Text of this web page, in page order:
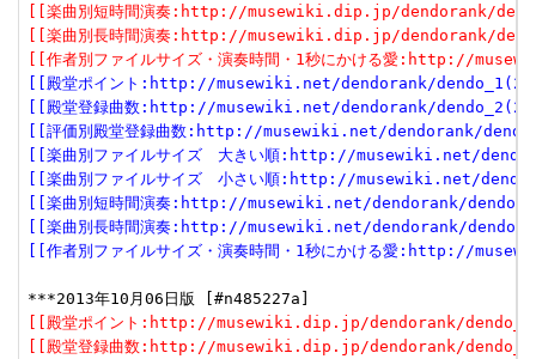
[[楽曲別短時間演奏:http://musewiki.dip.jp/dendorank/
[[楽曲別長時間演奏:http://musewiki.dip.jp/dendorank/
[[作者別ファイルサイズ・演奏時間・1秒にかける愛:http://
[[殿堂ポイント:http://musewiki.net/dendorank/
[[殿堂登録曲数:http://musewiki.net/dendorank/
[[評価別殿堂登録曲数:http://musewiki.net/dendorank/
[[楽曲別ファイルサイズ　大きい順:http://musewiki.net/
[[楽曲別ファイルサイズ　小さい順:http://musewiki.net/
[[楽曲別短時間演奏:http://musewiki.net/dendorank/
[[楽曲別長時間演奏:http://musewiki.net/dendorank/
[[作者別ファイルサイズ・演奏時間・1秒にかける愛:http://
[[殿堂ポイント:http://musewiki.dip.jp/dendorank/
[[殿堂登録曲数:http://musewiki.dip.jp/dendorank/